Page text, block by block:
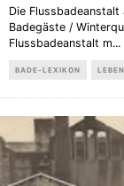
Die
Badegäste /
Flussbadeanstalt m...
BADE-LEXIKON LEBEN